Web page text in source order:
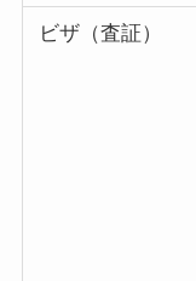
ビザ（査証）